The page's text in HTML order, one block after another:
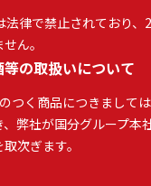
法律で禁止されており、
ん。
の取扱いについて
つく商品につきまして
弊社が国分グループ本
次ぎます。